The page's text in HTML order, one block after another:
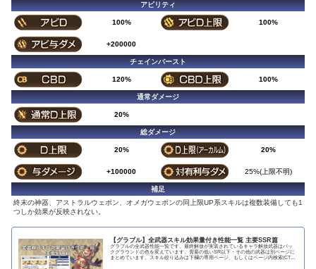
アビリティ
100% 100%
+200000
チェインバースト
120% 100%
通常ダメージ
20%
総ダメージ
20% 20%
+100000 25%(上限不明)
補足
終末の神器、アストラルウェポン、オメガウェポンの同上限UP系スキルは複数装備しても1
つしか効果が反映されない。
【グラブル】全武器スキル効果量付き性能一覧 主要SSR篇
グラブルの全武器性能一覧です。最終解放が実装されているキャラ解放武器はバッ
クグラウンドの色を変えています。需要の低いSR以下・その他の武器は別ページに
まとめています。スキル絞り込みは下欄の専用ページ、もしくはページ内検索(CTRL